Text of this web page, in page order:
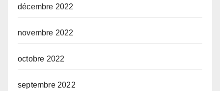
décembre 2022
novembre 2022
octobre 2022
septembre 2022